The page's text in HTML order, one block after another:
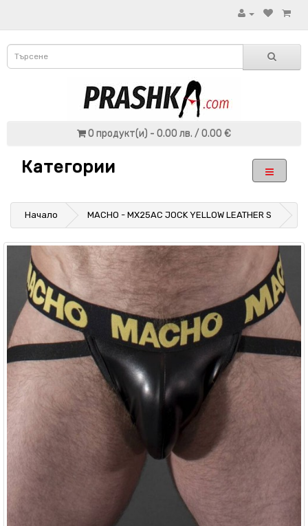
0 продукт(и) - 0.00 лв. / 0.00 €
Категории
Начало MACHO - MX25AC JOCK YELLOW LEATHER S